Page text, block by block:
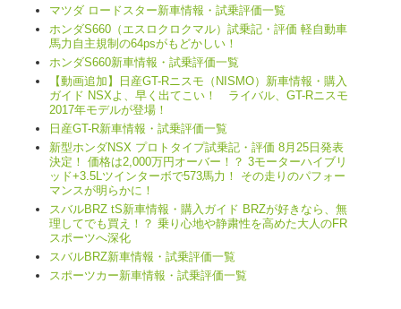
マツダ ロードスター新車情報・試乗評価一覧
ホンダS660（エスロクロクマル）試乗記・評価 軽自動車
馬力自主規制の64psがもどかしい！
ホンダS660新車情報・試乗評価一覧
【動画追加】日産GT-Rニスモ（NISMO）新車情報・購入
ガイド NSXよ、早く出てこい！ ライバル、GT-Rニスモ
2017年モデルが登場！
日産GT-R新車情報・試乗評価一覧
新型ホンダNSX プロトタイプ試乗記・評価 8月25日発表
決定！ 価格は2,000万円オーバー！？ 3モーターハイブリ
ッド+3.5Lツインターボで573馬力！ その走りのパフォー
マンスが明らかに！
スバルBRZ tS新車情報・購入ガイド BRZが好きなら、無
理してでも買え！？ 乗り心地や静粛性を高めた大人のFR
スポーツへ深化
スバルBRZ新車情報・試乗評価一覧
スポーツカー新車情報・試乗評価一覧